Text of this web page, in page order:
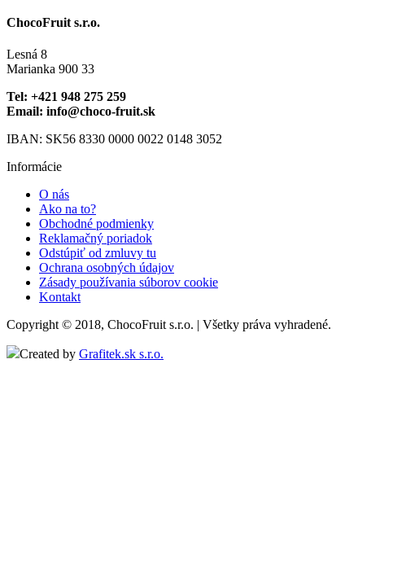
ChocoFruit s.r.o.
Lesná 8
Marianka 900 33
Tel: +421 948 275 259
Email: info@choco-fruit.sk
IBAN: SK56 8330 0000 0022 0148 3052
Informácie
O nás
Ako na to?
Obchodné podmienky
Reklamačný poriadok
Odstúpiť od zmluvy tu
Ochrana osobných údajov
Zásady používania súborov cookie
Kontakt
Copyright © 2018, ChocoFruit s.r.o. | Všetky práva vyhradené.
Created by Grafitek.sk s.r.o.